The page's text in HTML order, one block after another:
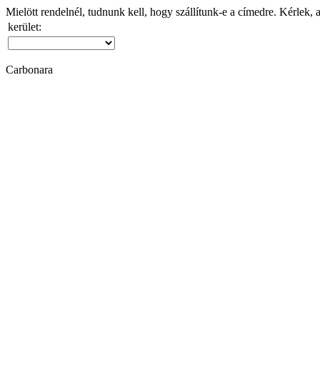
Mielött rendelnél, tudnunk kell, hogy szállítunk-e a címedre. Kérlek,
kerület:
Carbonara